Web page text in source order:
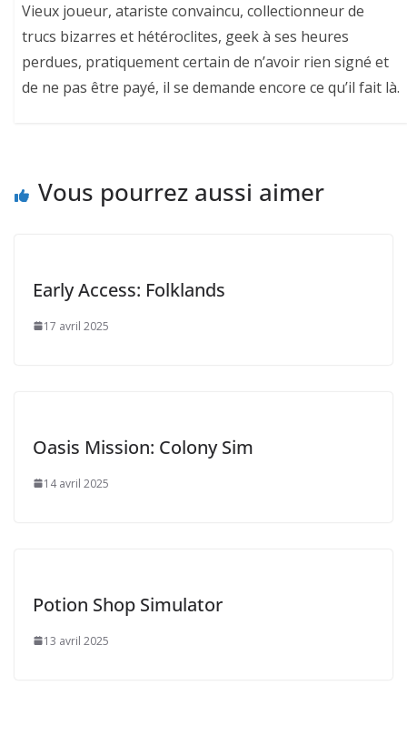
Vieux joueur, atariste convaincu, collectionneur de
trucs bizarres et hétéroclites, geek à ses heures
perdues, pratiquement certain de n’avoir rien signé et
de ne pas être payé, il se demande encore ce qu’il fait là.
Vous pourrez aussi aimer
Early Access: Folklands
17 avril 2025
Oasis Mission: Colony Sim
14 avril 2025
Potion Shop Simulator
13 avril 2025